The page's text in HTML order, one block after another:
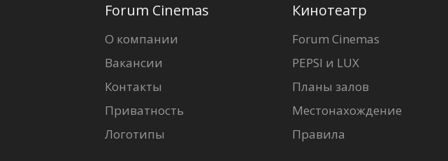
Forum Cinemas
О компании
Вакансии
Контакты
Приватность
Логотипы
Кинотеатр
Forum Cinemas
PEPSI и LUX
Планы залов
Местонахождение
Правила